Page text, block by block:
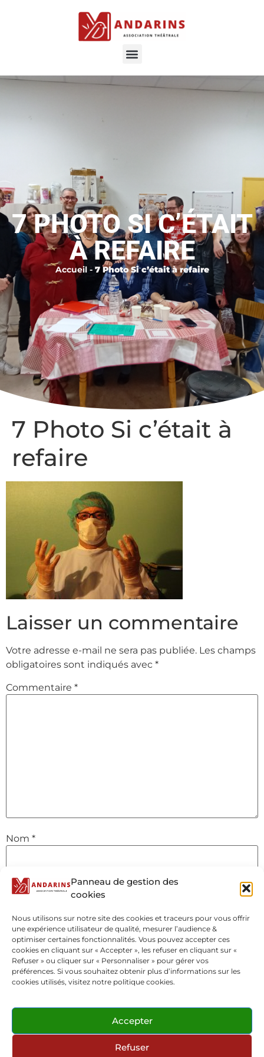
Panneau de gestion des
cookies
Nous utilisons sur notre site des cookies et traceurs pour vous offrir
une expérience utilisateur de qualité, mesurer l’audience &
optimiser certaines fonctionnalités. Vous pouvez accepter ces
cookies en cliquant sur « Accepter », les refuser en cliquant sur «
Refuser » ou cliquer sur « Personnaliser » pour gérer vos
préférences. Si vous souhaitez obtenir plus d’informations sur les
cookies utilisés, visitez notre politique cookies.
Accepter
Refuser
7 PHOTO SI C’ÉTAIT
À REFAIRE
Accueil- 7 Photo Si c’était à refaire
7 Photo Si c’était à
refaire
Laisser un commentaire
Votre adresse e-mail ne sera pas publiée. Les champs
obligatoires sont indiqués avec *
Commentaire *
Nom *
E-mail*
Site web